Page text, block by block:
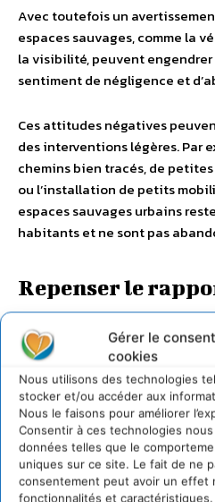
Gérer le
cookies
Nous utilisons des technologies
stocker et/ou accéder aux
Nous le faisons pour améliorer
Consentir à ces technologies
données telles que le
uniques sur ce site. Le fait de ne
consentement peut avoir un effet
fonctionnalités et caractéristiques.
Avec toutefois un
espaces sauvages, comme la
la visibilité, peuvent engendrer
sentiment de négligence et
Ces attitudes négatives
des interventions légères. Par
chemins bien tracés, de
ou l’installation de petits
espaces sauvages urbains
habitants et ne sont pas
Repenser le
Repenser la place de l’arbre en ville – Le
Réputée pour son important patrimoine
2008. Reporterre
La notion d’ensauvagement
profondeur les relations ville-
villes couvraient des espaces
qu’aujourd’hui et étaient des
hommes, où la végétation,